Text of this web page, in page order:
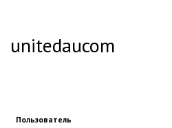
unitedaucom
Пользователь